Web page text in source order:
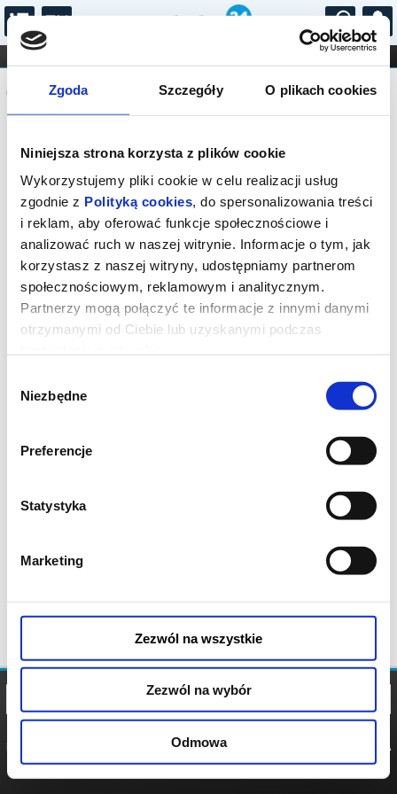
Zgoda Szczegóły O plikach cookies
Niniejsza strona korzysta z plików cookie
Wykorzystujemy pliki cookie w celu realizacji usług
zgodnie z Polityką cookies, do spersonalizowania treści
i reklam, aby oferować funkcje społecznościowe i
analizować ruch w naszej witrynie. Informacje o tym, jak
korzystasz z naszej witryny, udostępniamy partnerom
społecznościowym, reklamowym i analitycznym.
Partnerzy mogą połączyć te informacje z innymi danymi
otrzymanymi od Ciebie lub uzyskanymi podczas
zgody
Niezbędne
Preferencje
Statystyka
Marketing
Zezwól na wszystkie
Zezwól na wybór
Odmowa
...
FILHARMONIA OPERA I BALET
STAND-UP
DLA DZIECI
Komunikat
Sprzedaż on-line została zakończona,
sprawdź dostępność biletów w kasie.
POLITYKA
POLITYKA